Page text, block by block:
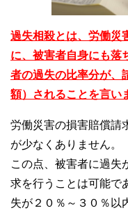
過失相殺とは、労働災
に、被害者自身にも落
者の過失の比率分が、
額）されることを言い
労働災害の損害賠償請
が少なくありません。
この点、被害者に過失
求を行うことは可能で
失が２０％～３０％以